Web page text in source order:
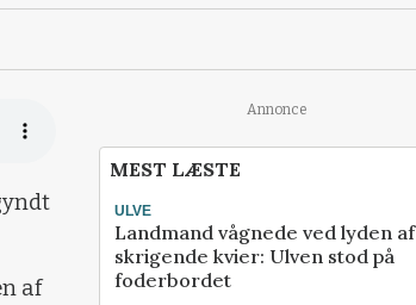
af
Annonce
MEST LÆSTE
ULVE
Landmand vågnede ved lyden af
skrigende kvier: Ulven stod på
foderbordet